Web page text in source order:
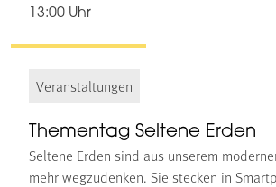
13:00 Uhr
Veranstaltungen
Thementag Seltene Erden
Seltene Erden sind aus unserem
mehr wegzudenken. Sie stecken in